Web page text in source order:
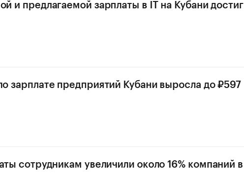
и предлагаемой зарплаты в IT на Кубани достиг
зарплате предприятий Кубани выросла до ₽597
сотрудникам увеличили около 16% компаний в